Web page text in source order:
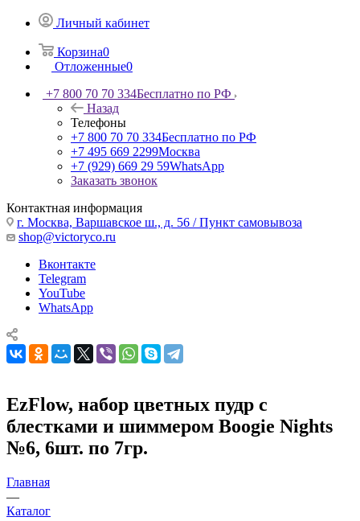
Личный кабинет
Корзина0
Отложенные0
+7 800 70 70 334Бесплатно по РФ
Назад
Телефоны
+7 800 70 70 334Бесплатно по РФ
+7 495 669 2299Москва
+7 (929) 669 29 59WhatsApp
Заказать звонок
Контактная информация
г. Москва, Варшавское ш., д. 56 / Пункт самовывоза
shop@victoryco.ru
Вконтакте
Telegram
YouTube
WhatsApp
EzFlow, набор цветных пудр с
блестками и шиммером Boogie Nights
№6, 6шт. по 7гр.
Главная
—
Каталог